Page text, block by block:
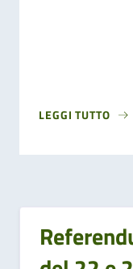
LEGGI TUTTO